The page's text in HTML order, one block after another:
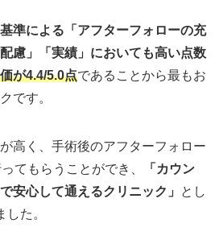
準による「アフターフォローの充
慮」「実績」においても高い点数
が4.4/5.0点であることから最もお
です。
高く、手術後のアフターフォロー
てもらうことができ、
「カウン
安心して通えるクリニック」
とし
た。